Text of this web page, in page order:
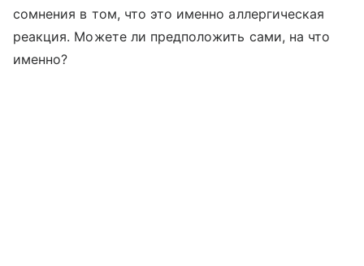
сомнения в том, что это именно аллергическая
реакция. Можете ли предположить сами, на что
именно?